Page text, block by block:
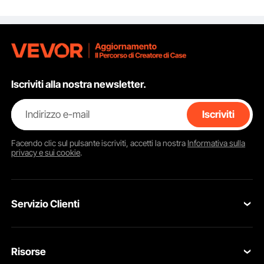
per Ginnastica Jiu-
Jitsu, MMA, Judo
Iscriviti alla nostra newsletter.
Indirizzo e-mail Iscriviti
Facendo clic sul pulsanteiscriviti, accetti la nostra Informativa sulla
privacy e sui cookie.
Servizio Clienti
Resi & Cambi
Risorse